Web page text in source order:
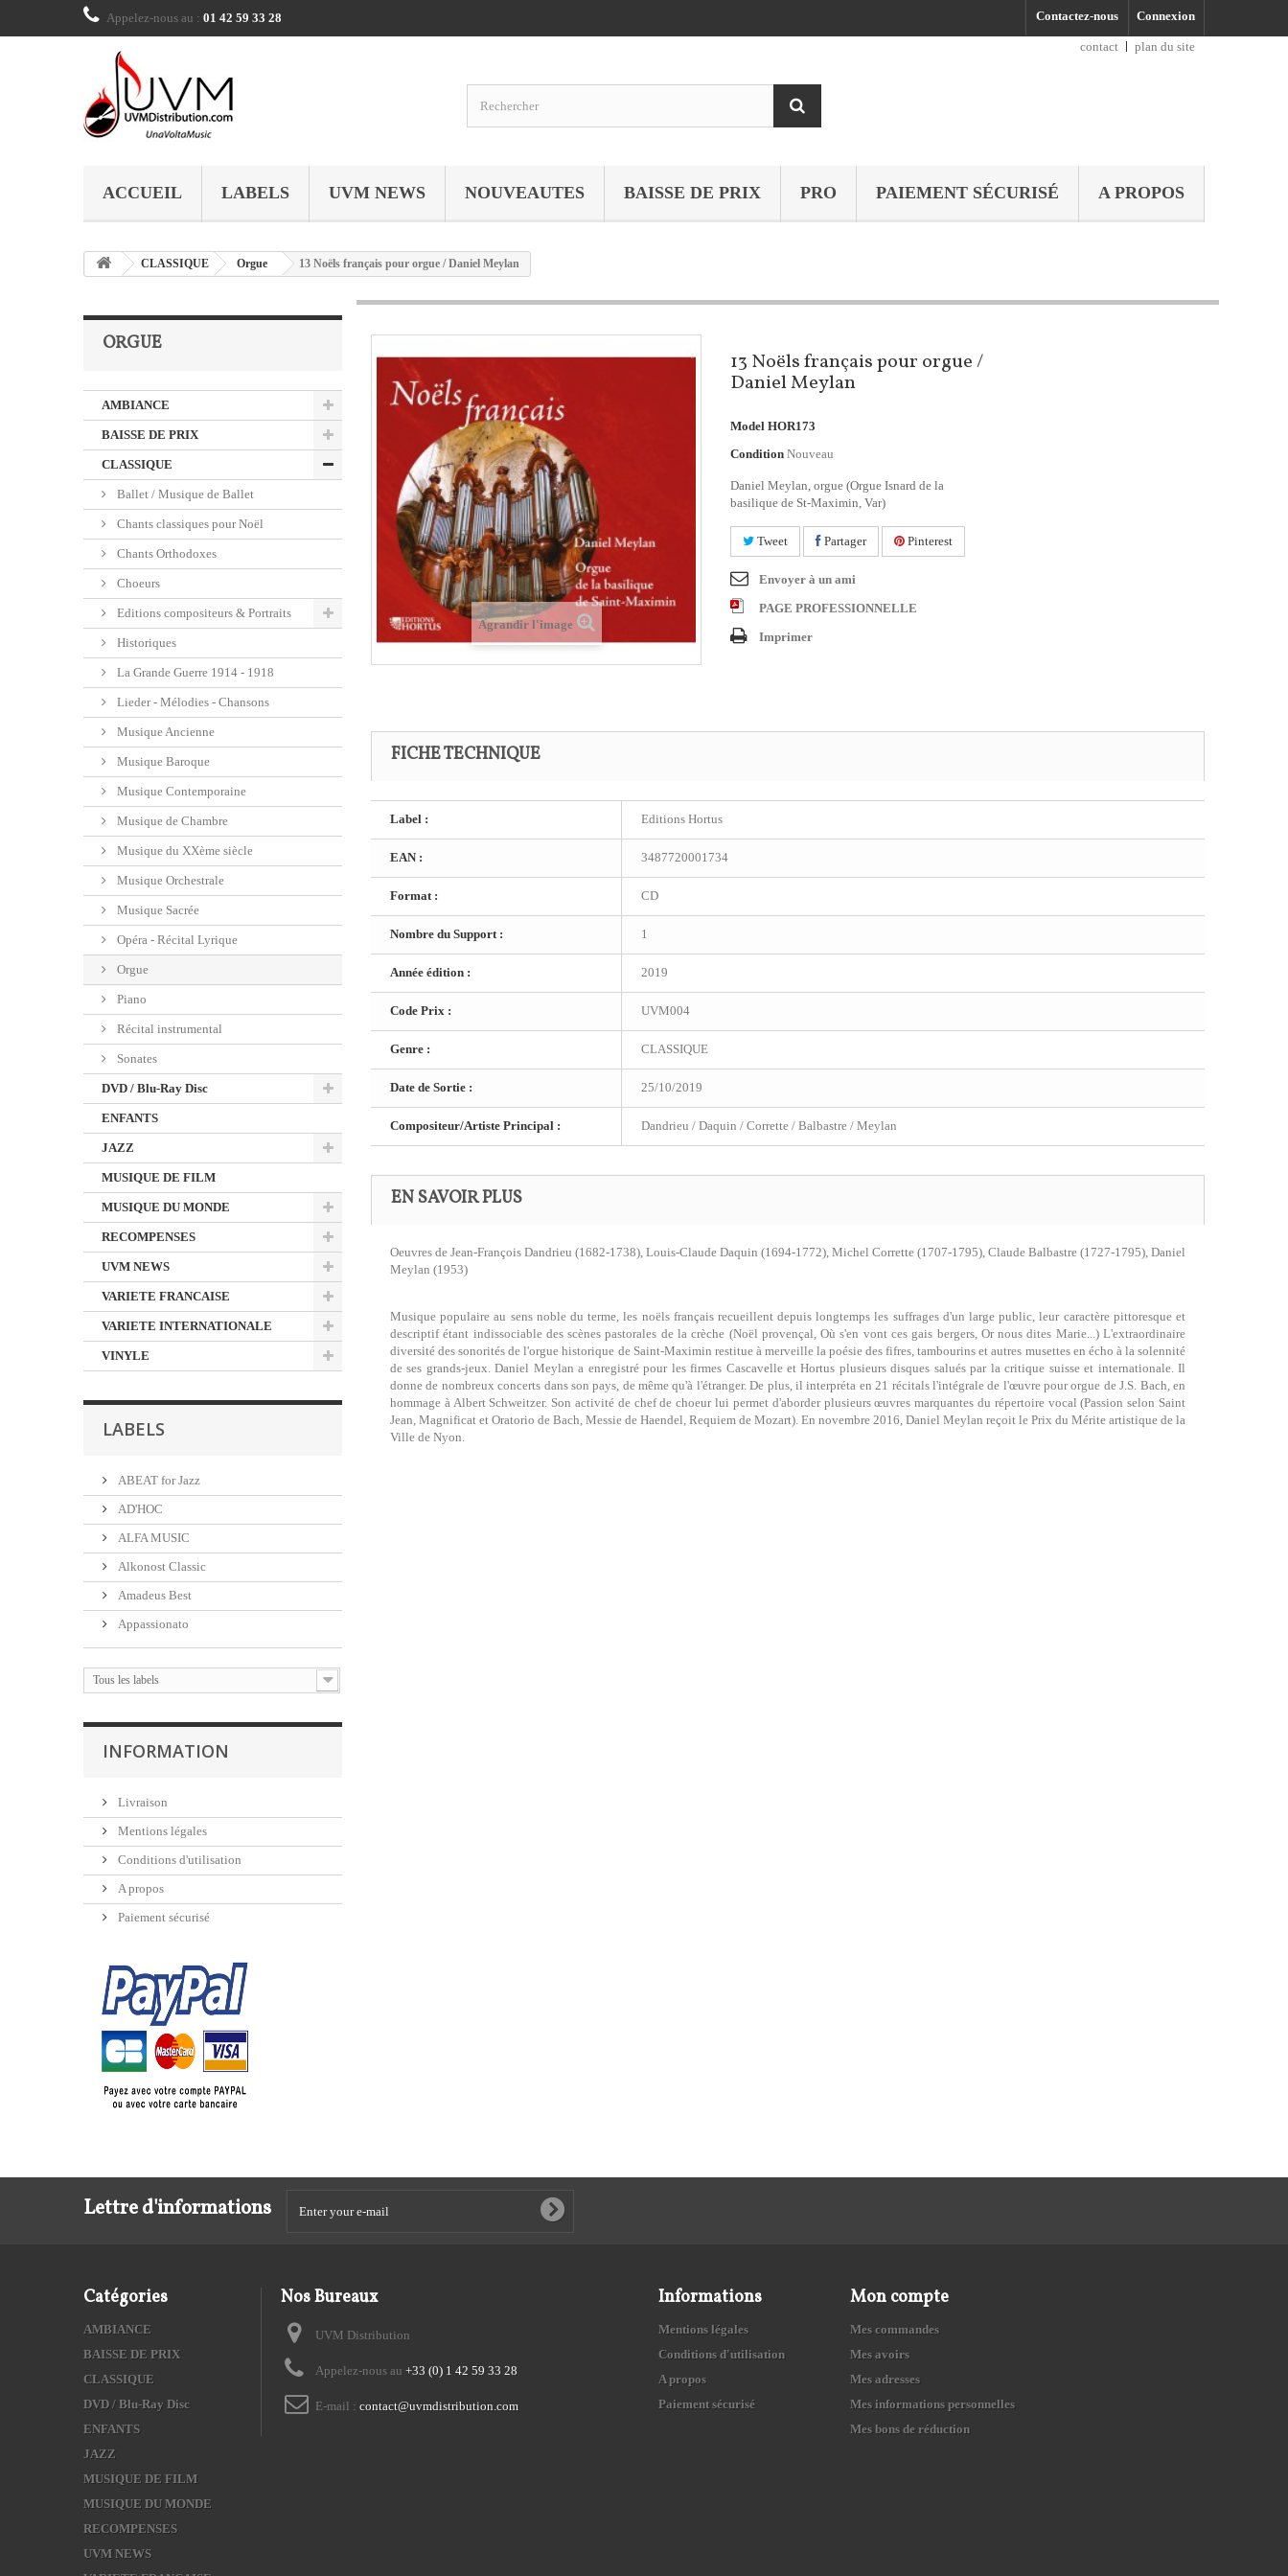
Connexion
Contactez-nous
Appelez-nous au : 01 42 59 33 28
contact
plan du site
ACCUEIL LABELS UVM NEWS NOUVEAUTES BAISSE DE PRIX PRO PAIEMENT SÉCURISÉ A PROPOS
CLASSIQUE Orgue 13 Noëls français pour orgue / Daniel Meylan
ORGUE
AMBIANCE
BAISSE DE PRIX
CLASSIQUE
Ballet / Musique de Ballet
Chants classiques pour Noël
Chants Orthodoxes
Choeurs
Editions compositeurs & Portraits
Historiques
La Grande Guerre 1914 - 1918
Lieder - Mélodies - Chansons
Musique Ancienne
Musique Baroque
Musique Contemporaine
Musique de Chambre
Musique du XXème siècle
Musique Orchestrale
Musique Sacrée
Opéra - Récital Lyrique
Orgue
Piano
Récital instrumental
Sonates
DVD / Blu-Ray Disc
ENFANTS
JAZZ
MUSIQUE DE FILM
MUSIQUE DU MONDE
RECOMPENSES
UVM NEWS
VARIETE FRANCAISE
VARIETE INTERNATIONALE
VINYLE
LABELS
ABEAT for Jazz
AD'HOC
ALFA MUSIC
Alkonost Classic
Amadeus Best
Appassionato
Tous les labels
INFORMATION
Livraison
Mentions légales
Conditions d'utilisation
A propos
Paiement sécurisé
Agrandir l'image
13 Noëls français pour orgue /
Daniel Meylan
Model HOR173
Condition Nouveau
Daniel Meylan, orgue (Orgue Isnard de la
basilique de St-Maximin, Var)
Tweet Partager Pinterest
Envoyer à un ami
PAGE PROFESSIONNELLE
Imprimer
FICHE TECHNIQUE
Label : Editions Hortus
EAN : 3487720001734
Format : CD
Nombre du Support : 1
Année édition : 2019
Code Prix : UVM004
Genre : CLASSIQUE
Date de Sortie : 25/10/2019
Compositeur/Artiste Principal : Dandrieu / Daquin / Corrette / Balbastre / Meylan
EN SAVOIR PLUS
Oeuvres de Jean-François Dandrieu (1682-1738), Louis-Claude Daquin (1694-1772), Michel Corrette (1707-1795), Claude Balbastre (1727-1795), Daniel
Meylan (1953)
Musique populaire au sens noble du terme, les noëls français recueillent depuis longtemps les suffrages d'un large public, leur caractère pittoresque et
descriptif étant indissociable des scènes pastorales de la crèche (Noël provençal, Où s'en vont ces gais bergers, Or nous dites Marie...) L'extraordinaire
diversité des sonorités de l'orgue historique de Saint-Maximin restitue à merveille la poésie des fifres, tambourins et autres musettes en écho à la solennité
de ses grands-jeux. Daniel Meylan a enregistré pour les firmes Cascavelle et Hortus plusieurs disques salués par la critique suisse et internationale. Il
donne de nombreux concerts dans son pays, de même qu'à l'étranger. De plus, il interpréta en 21 récitals l'intégrale de l'œuvre pour orgue de J.S. Bach, en
hommage à Albert Schweitzer. Son activité de chef de choeur lui permet d'aborder plusieurs œuvres marquantes du répertoire vocal (Passion selon Saint
Jean, Magnificat et Oratorio de Bach, Messie de Haendel, Requiem de Mozart). En novembre 2016, Daniel Meylan reçoit le Prix du Mérite artistique de la
Ville de Nyon.
Lettre d'informations
Catégories
AMBIANCE
BAISSE DE PRIX
CLASSIQUE
DVD / Blu-Ray Disc
ENFANTS
JAZZ
MUSIQUE DE FILM
MUSIQUE DU MONDE
RECOMPENSES
UVM NEWS
Nos Bureaux
UVM Distribution
Appelez-nous au +33 (0) 1 42 59 33 28
E-mail : contact@uvmdistribution.com
Informations
Mentions légales
Conditions d'utilisation
A propos
Paiement sécurisé
Mon compte
Mes commandes
Mes avoirs
Mes adresses
Mes informations personnelles
Mes bons de réduction